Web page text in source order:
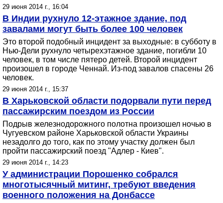
29 июня 2014 г., 16:04
В Индии рухнуло 12-этажное здание, под
завалами могут быть более 100 человек
Это второй подобный инцидент за выходные: в субботу в
Нью-Дели рухнуло четырехэтажное здание, погибли 10
человек, в том числе пятеро детей. Второй инцидент
произошел в городе Ченнай. Из-под завалов спасены 26
человек.
29 июня 2014 г., 15:37
В Харьковской области подорвали пути перед
пассажирским поездом из России
Подрыв железнодорожного полотна произошел ночью в
Чугуевском районе Харьковской области Украины
незадолго до того, как по этому участку должен был
пройти пассажирский поезд "Адлер - Киев".
29 июня 2014 г., 14:23
У администрации Порошенко собрался
многотысячный митинг, требуют введения
военного положения на Донбассе